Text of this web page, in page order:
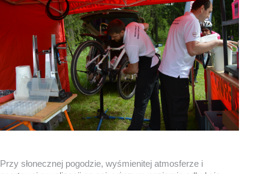
Przy słonecznej pogodzie, wyśmienitej atmosferze i